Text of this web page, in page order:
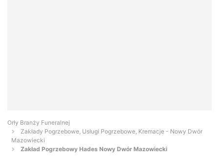
Orły Branży Funeralnej
Zakłady Pogrzebowe, Usługi Pogrzebowe, Kremacje - Nowy Dwór
Mazowiecki
Zakład Pogrzebowy Hades Nowy Dwór Mazowiecki